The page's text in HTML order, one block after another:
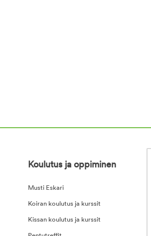
Koulutus ja oppiminen
Musti Eskari
Koiran koulutus ja kurssit
Kissan koulutus ja kurssit